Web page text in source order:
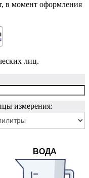
в момент оформления
лиц.
измерения:
ВОДА